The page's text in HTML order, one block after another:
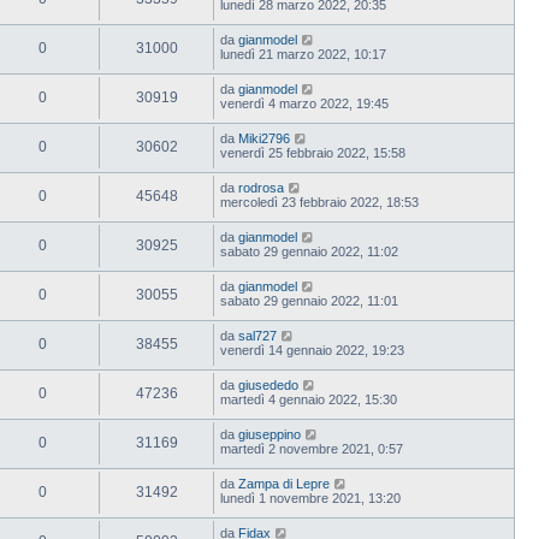
lunedì 28 marzo 2022, 20:35
0 31000 da gianmodel
lunedì 21 marzo 2022, 10:17
0 30919 da gianmodel
venerdì 4 marzo 2022, 19:45
0 30602 da Miki2796
venerdì 25 febbraio 2022, 15:58
0 45648 da rodrosa
mercoledì 23 febbraio 2022, 18:53
0 30925 da gianmodel
sabato 29 gennaio 2022, 11:02
0 30055 da gianmodel
sabato 29 gennaio 2022, 11:01
0 38455 da sal727
venerdì 14 gennaio 2022, 19:23
0 47236 da giusededo
martedì 4 gennaio 2022, 15:30
0 31169 da giuseppino
martedì 2 novembre 2021, 0:57
0 31492 da Zampa di Lepre
lunedì 1 novembre 2021, 13:20
da Fidax